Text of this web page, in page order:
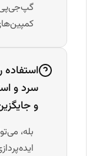
کمپین‌های فروش
سرد و
و